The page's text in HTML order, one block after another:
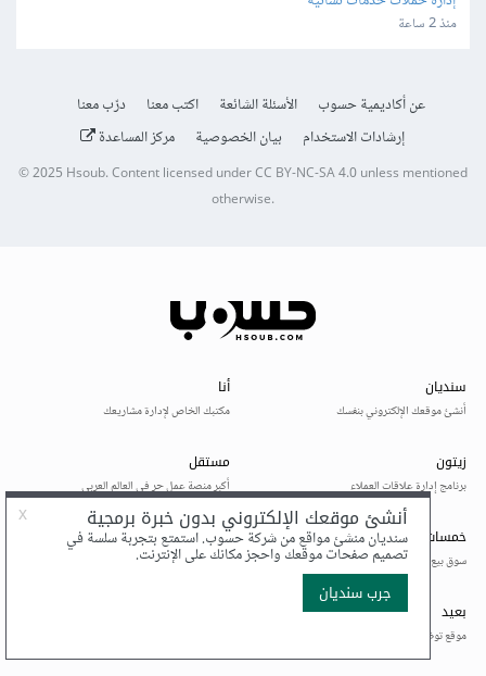
منذ 2 ساعة
عن أكاديمية حسوب الأسئلة الشائعة اكتب معنا
درّب معنا
إرشادات الاستخدام
بيان الخصوصية مركز المساعدة
© 2025 Hsoub.Content licensed underCC BY-NC-SA 4.0unless mentioned
otherwise.